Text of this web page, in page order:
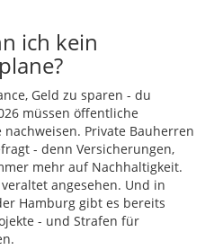
ich kein
Geld zu sparen - du
müssen öffentliche
Private Bauherren
- denn Versicherungen,
mehr auf Nachhaltigkeit.
angesehen. Und in
Hamburg gibt es bereits
- und Strafen für